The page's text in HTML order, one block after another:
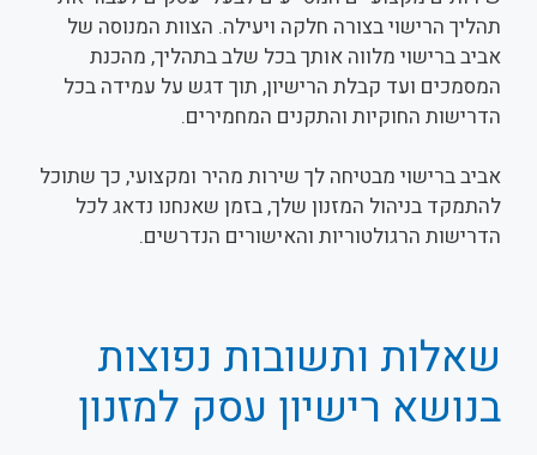
תהליך הרישוי בצורה חלקה ויעילה. הצוות המנוסה של
אביב ברישוי מלווה אותך בכל שלב בתהליך, מהכנת
המסמכים ועד קבלת הרישיון, תוך דגש על עמידה בכל
הדרישות החוקיות והתקנים המחמירים.
אביב ברישוי מבטיחה לך שירות מהיר ומקצועי, כך שתוכל
להתמקד בניהול המזנון שלך, בזמן שאנחנו נדאג לכל
הדרישות הרגולטוריות והאישורים הנדרשים.
שאלות ותשובות נפוצות
בנושא רישיון עסק למזנון